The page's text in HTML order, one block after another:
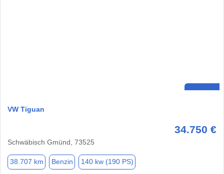
VW Tiguan
34.750 €
Schwäbisch Gmünd, 73525
38.707 km Benzin 140 kw (190 PS)